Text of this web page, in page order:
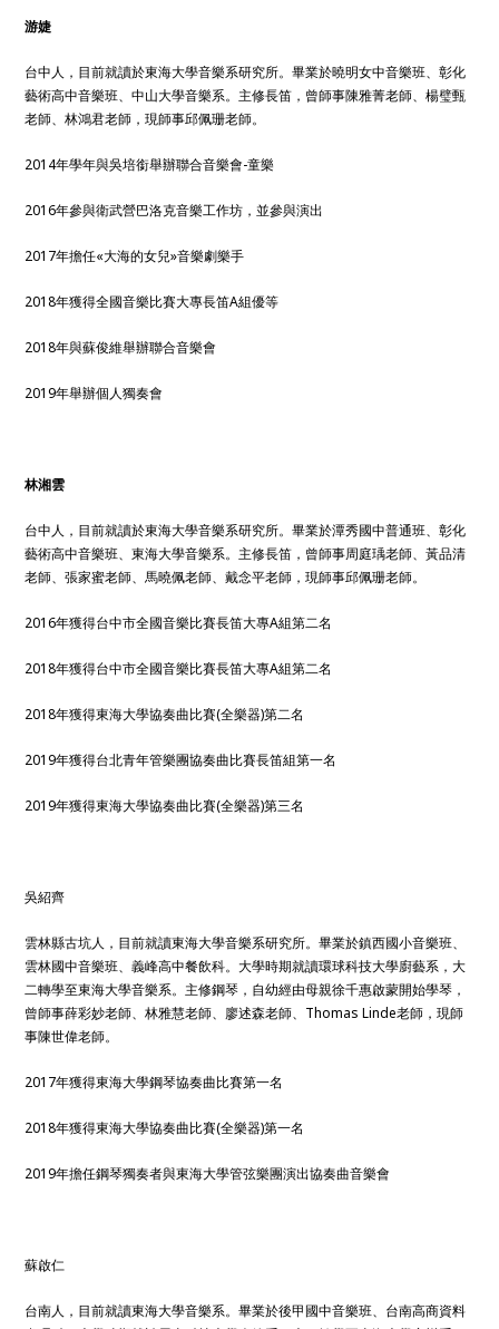
游婕
台中人，目前就讀於東海大學音樂系研究所。畢業於曉明女中音樂班、彰化
藝術高中音樂班、中山大學音樂系。主修長笛，曾師事陳雅菁老師、楊璧甄
老師、林鴻君老師，現師事邱佩珊老師。
2014年學年與吳培銜舉辦聯合音樂會-童樂
2016年參與衛武營巴洛克音樂工作坊，並參與演出
2017年擔任«大海的女兒»音樂劇樂手
2018年獲得全國音樂比賽大專長笛A組優等
2018年與蘇俊維舉辦聯合音樂會
2019年舉辦個人獨奏會
林湘雲
台中人，目前就讀於東海大學音樂系研究所。畢業於潭秀國中普通班、彰化
藝術高中音樂班、東海大學音樂系。主修長笛，曾師事周庭瑀老師、黃品清
老師、張家蜜老師、馬曉佩老師、戴念平老師，現師事邱佩珊老師。
2016年獲得台中市全國音樂比賽長笛大專A組第二名
2018年獲得台中市全國音樂比賽長笛大專A組第二名
2018年獲得東海大學協奏曲比賽(全樂器)第二名
2019年獲得台北青年管樂團協奏曲比賽長笛組第一名
2019年獲得東海大學協奏曲比賽(全樂器)第三名
吳紹齊
雲林縣古坑人，目前就讀東海大學音樂系研究所。畢業於鎮西國小音樂班、
雲林國中音樂班、義峰高中餐飲科。大學時期就讀環球科技大學廚藝系，大
二轉學至東海大學音樂系。主修鋼琴，自幼經由母親徐千惠啟蒙開始學琴，
曾師事薛彩妙老師、林雅慧老師、廖述森老師、Thomas Linde老師，現師
事陳世偉老師。
2017年獲得東海大學鋼琴協奏曲比賽第一名
2018年獲得東海大學協奏曲比賽(全樂器)第一名
2019年擔任鋼琴獨奏者與東海大學管弦樂團演出協奏曲音樂會
蘇啟仁
台南人，目前就讀東海大學音樂系。畢業於後甲國中音樂班、台南高商資料